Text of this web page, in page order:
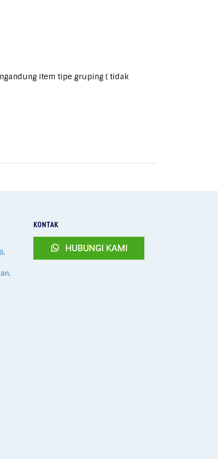
item tipe gruping ( tidak
KONTAK